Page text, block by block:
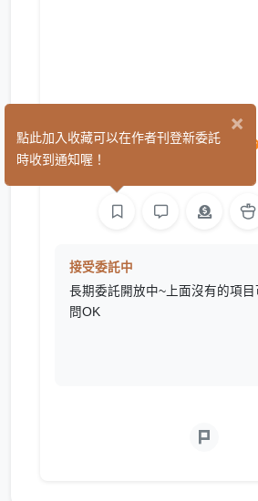
TuyaoRoya
接受委託中
長期委託開放中~上面沒有的項
問OK
×
點此加入收藏可以在作者刊登新委託
時收到通知喔！